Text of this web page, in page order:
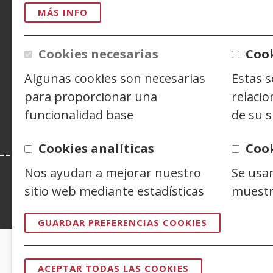
MÁS INFO
Cookies necesarias
Algunas cookies son necesarias
para proporcionar una
funcionalidad base
Estas
de su
Cookies analíticas
Nos ayudan a mejorar nuestro
sitio web mediante estadísticas
Se
GUARDAR PREFERENCIAS COOKIES
ACEPTAR TODAS LAS COOKIES
CONTACTO
Siguenos en: Facebook
(Abre
Twitter
(Abre
nueva
ventana)
(Abre
en
Esta web se ajusta a lo establecido